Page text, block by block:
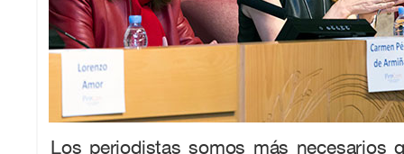
Los periodistas somos más necesarios